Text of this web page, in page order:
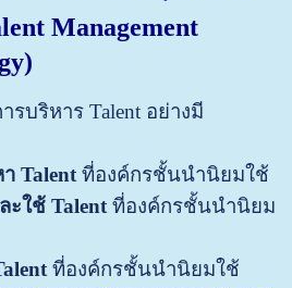
Management
รบริหาร Talent อย่างมี
Talentที่องค์กรชั้นนำนิยมใช้
ใช้ Talentที่องค์กรชั้นนำนิยม
ที่องค์กรชั้นนำนิยมใช้